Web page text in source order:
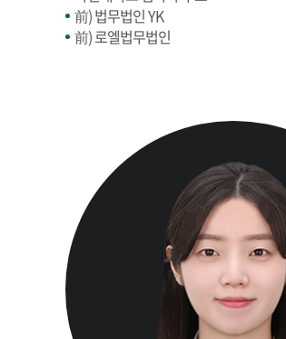
前) 법무법인 YK
前) 로엘법무법인